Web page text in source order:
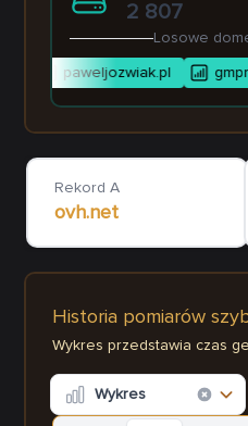
2 807
Losowe
paweljozwiak.pl
Rekord A
ovh.net
Historia pomiarów
Wykres przedstawia czas
Wykres